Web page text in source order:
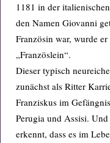
1181 in der
den Namen Giovanni
Französin war, wurde
„Französlein“.
Dieser typisch
zunächst als Ritter
Franziskus im
Perugia und Assisi.
erkennt, dass es im